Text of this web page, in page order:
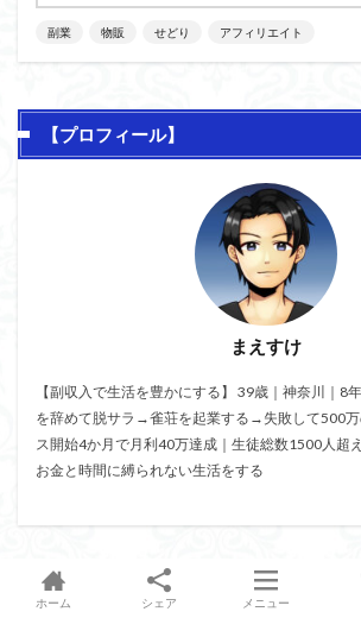
副業 物販 せどり アフィリエイト
【プロフィール】
まえすけ
【副収入で生活を豊かにする】 39歳｜神奈川｜8
を辞めて脱サラ→雀荘を起業する→失敗して500
ス開始4か月で月利40万達成｜生徒総数1500人超
お金と時間に縛られない生活をする
LINE友達募集中
ホーム シェア メニュー